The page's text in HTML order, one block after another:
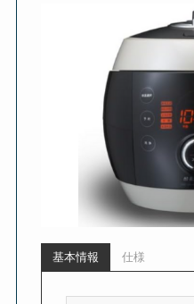
基本情報 仕様